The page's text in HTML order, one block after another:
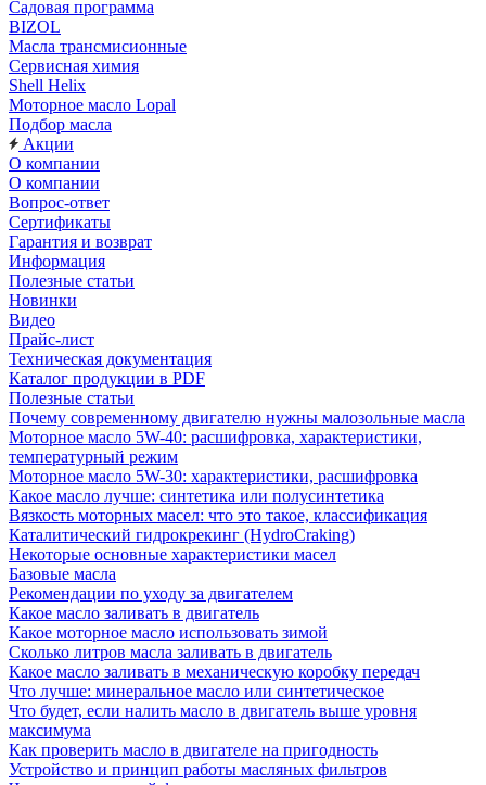
Садовая программа
BIZOL
Масла трансмисионные
Сервисная химия
Shell Helix
Моторное масло Lopal
Подбор масла
Акции
О компании
О компании
Вопрос-ответ
Сертификаты
Гарантия и возврат
Информация
Полезные статьи
Новинки
Видео
Прайс-лист
Техническая документация
Каталог продукции в PDF
Полезные статьи
Почему современному двигателю нужны малозольные масла
Моторное масло 5W-40: расшифровка, характеристики,
температурный режим
Моторное масло 5W-30: характеристики, расшифровка
Какое масло лучше: синтетика или полусинтетика
Вязкость моторных масел: что это такое, классификация
Каталитический гидрокрекинг (НydroСraking)
Некоторые основные характеристики масел
Базовые масла
Рекомендации по уходу за двигателем
Какое масло заливать в двигатель
Какое моторное масло использовать зимой
Сколько литров масла заливать в двигатель
Какое масло заливать в механическую коробку передач
Что лучше: минеральное масло или синтетическое
Что будет, если налить масло в двигатель выше уровня
максимума
Как проверить масло в двигателе на пригодность
Устройство и принцип работы масляных фильтров